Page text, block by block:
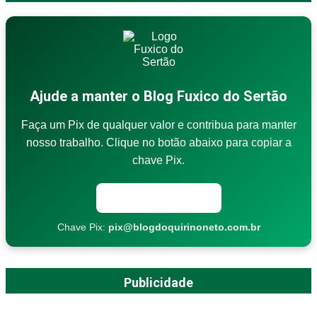
Ajude a manter o Blog Fuxico do Sertão
Faça um Pix de qualquer valor e contribua para manter
nosso trabalho. Clique no botão abaixo para copiar a
chave Pix.
Chave Pix: pix@blogdoquirinoneto.com.br
Publicidade